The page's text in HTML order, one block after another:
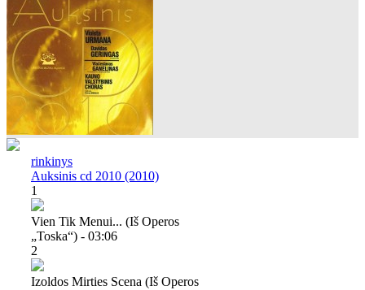
rinkinys
Auksinis cd 2010 (2010)
1
Vien Tik Menui... (iš Operos
„toska“) - 03:06
2
Izoldos Mirties Scena (iš Operos